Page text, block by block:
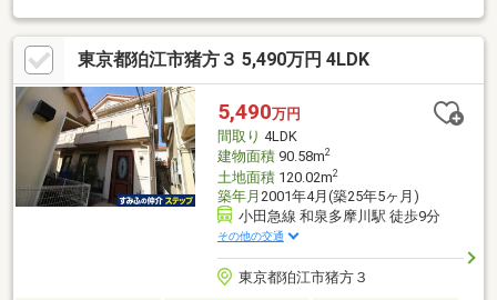
東京都狛江市猪方３ 5,490万円 4LDK
5,490万円
間取り 4LDK
建物面積90.58m2
土地面積120.02m2
築年月 2001年4月(築25年5ヶ月)
小田急線 和泉多摩川駅 徒歩9分
その他の交通
東京都狛江市猪方３